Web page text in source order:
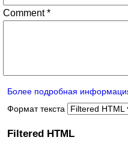
Comment*
Более подробная
Формат текста
Filtered HTML